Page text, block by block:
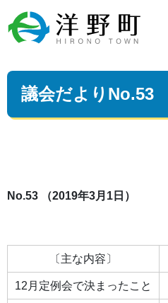
議会だよりNo.53
No.53 （2019年3月1日）
〔主な内容〕
12月定例会で決まったこと